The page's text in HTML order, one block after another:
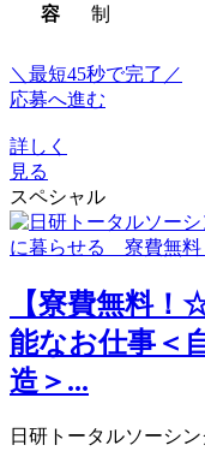
容
制
＼最短45秒で完了／
応募へ進む
詳しく
見る
スペシャル
【寮費無料
能なお仕事＜
造＞...
日研トータルソーシ